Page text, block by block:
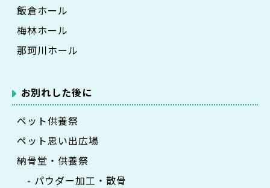
飯倉ホール
梅林ホール
那珂川ホール
お別れした後に
ペット供養祭
ペット思い出広場
納骨堂・供養祭
- パウダー加工・散骨